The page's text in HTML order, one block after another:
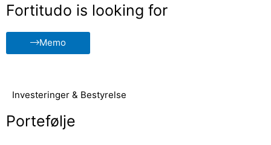
Fortitudo is looking for
Memo
Investeringer & Bestyrelse
Portefølje